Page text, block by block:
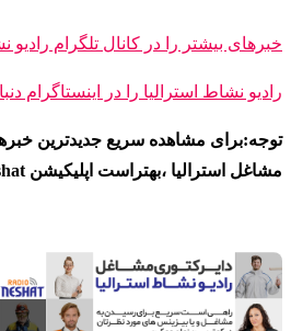
خبرهای بیشتر را در کانال تلگرام رادیو
رادیو نشاط ا سترالیا را در اینستاگرام
توجه:برای مشاهده سریع جدیدترین
مشاغل استرالیا ،بهتراست اپلیکیشن radio neshat را نصب کنید